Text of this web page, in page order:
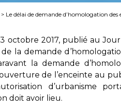
> Le délai de demande d’homologation
octobre 2017, publié au
de la demande
la demande
de l’enceinte au
d’urbanisme
doit avoir lieu.